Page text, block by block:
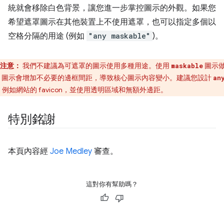
統就會移除白色背景，讓您進一步掌控圖示的外觀。如果您
希望遮罩圖示在其他裝置上不使用遮罩，也可以指定多個以
空格分隔的用途 (例如 "any maskable" )。
注意： 我們不建議為可遮罩的圖示使用多種用途。使用 maskable 圖示
圖示會增加不必要的邊框間距，導致核心圖示內容變小。建議您設計
例如網站的 favicon，並使用透明區域和無額外邊距。
特別銘謝
本頁內容經 Joe Medley 審查。
這對你有幫助嗎？